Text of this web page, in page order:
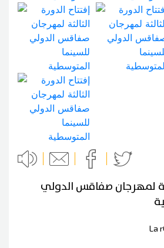
لمهرجان صفاقس الدولي
La